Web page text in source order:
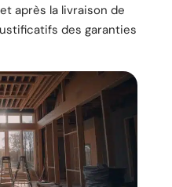
après la livraison de
des garanties